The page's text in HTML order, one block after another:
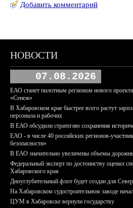
Добавить комментарий
НОВОСТИ
07.08.2026
ЕАО станет пилотным регионом нового
«Сенеж»
В Хабаровском крае быстрее всего растут
персонала и рабочих
В ЕАО обсудили стратегию сохранения
ЕАО - в числе 40 российских регионов-
безопасности»
В ЕАО значительно увеличены объемы
Федеральный эксперт по достоинству оценил
Хабаровского края
Дноуглубительный флот будет создан для
На Хабаровском судостроительном заводе
ЦУМ в Хабаровске вернули государству